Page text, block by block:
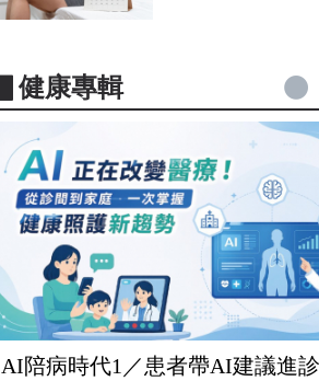
▋健康專輯
AI陪病時代1／患者帶AI建議進